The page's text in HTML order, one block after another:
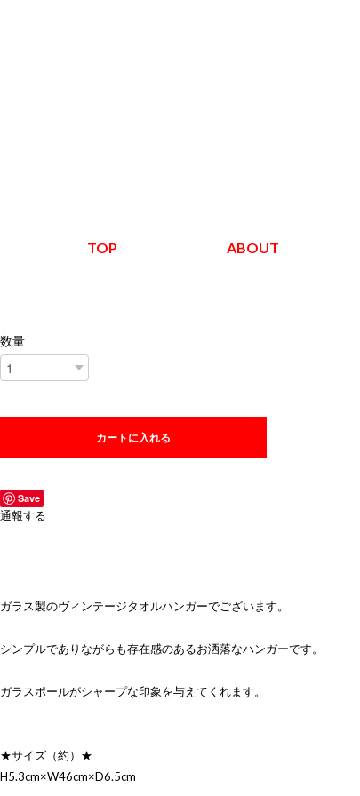
TOP ABOUT
数量
カートに入れる
Save
通報する
ガラス製のヴィンテージタオルハンガーでございます。
シンプルでありながらも存在感のあるお洒落なハンガーです。
ガラスポールがシャープな印象を与えてくれます。
★サイズ（約）★
H5.3cm×W46cm×D6.5cm